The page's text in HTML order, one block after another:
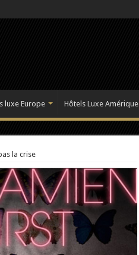
luxe Europe Hôtels Luxe Amérique
la crise